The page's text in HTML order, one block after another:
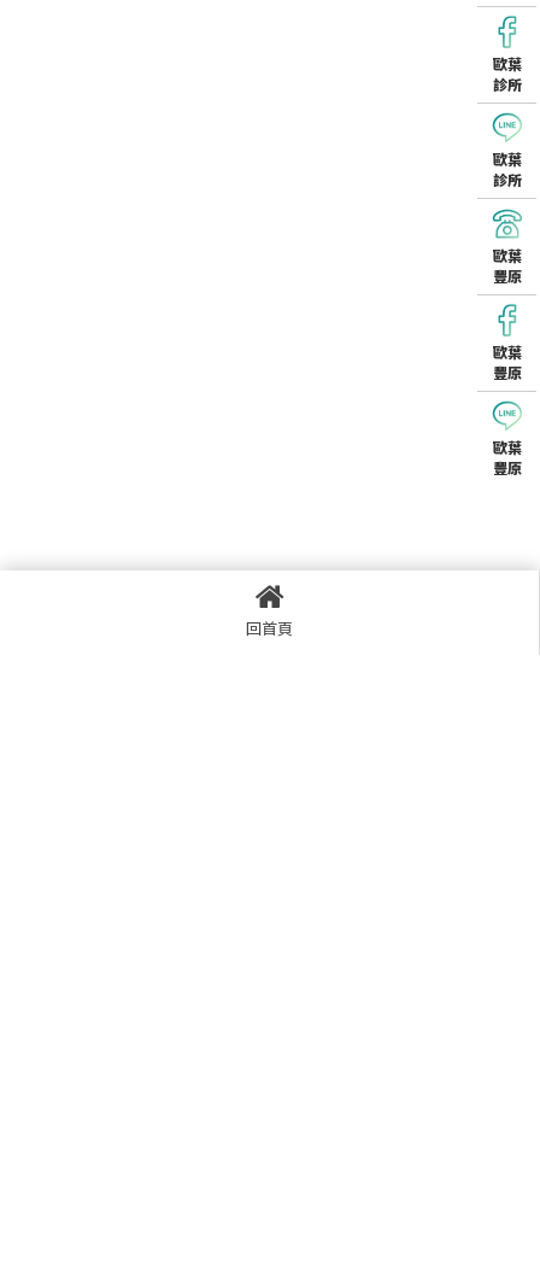
回首頁
歐葉
診所
歐葉
診所
歐葉
豐原
歐葉
豐原
歐葉
豐原